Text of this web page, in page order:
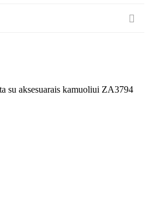

su aksesuarais kamuoliui ZA3794